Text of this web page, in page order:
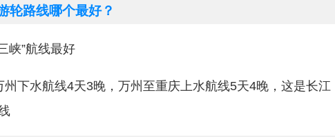
轮路线哪个最好？
峡”航线最好
州下水航线4天3晚，万州至重庆上水航线5天4晚，这是长江